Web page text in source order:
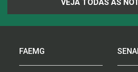
VEJA TODAS AS
FAEMG